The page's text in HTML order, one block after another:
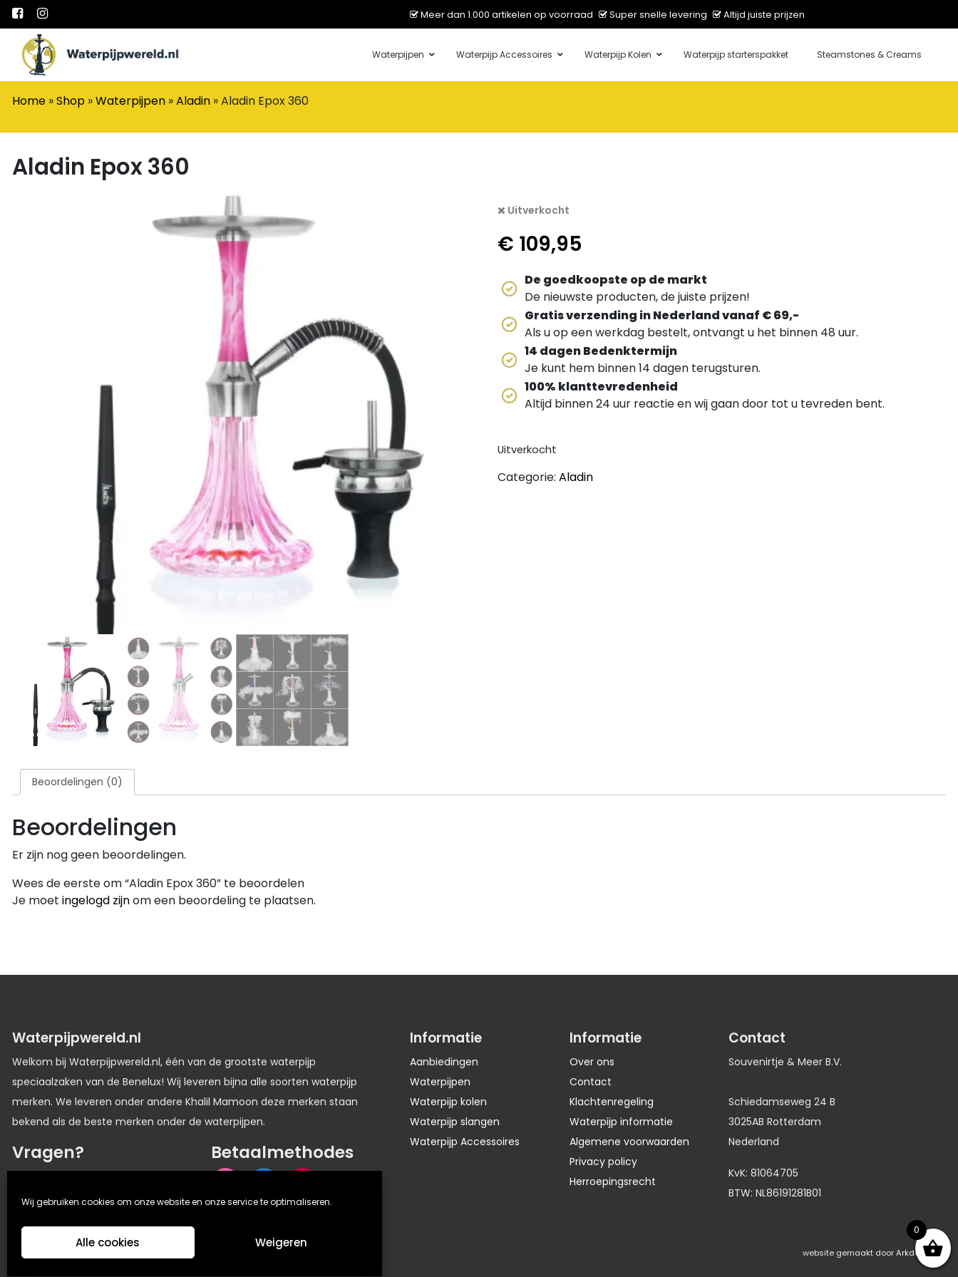
Wij gebruiken cookies om onze website en onze service te optimaliseren.
Alle cookies Weigeren
Meer dan 1.000 artikelen op voorraad Super snelle levering Altijd juiste prijzen
Main Navigation Waterpijpen Waterpijp Accessoires Waterpijp Kolen Waterpijp starterspakket Steamstones & Creams
Home »Shop »Waterpijpen »Aladin »Aladin Epox 360
Aladin Epox 360
Uitverkocht
€ 109,95
De goedkoopste op de markt
De nieuwste producten, de juiste prijzen!
Gratis verzending in Nederland vanaf € 69,-
Als u op een werkdag bestelt, ontvangt u het binnen 48 uur.
14 dagen Bedenktermijn
Je kunt hem binnen 14 dagen terugsturen.
100% klanttevredenheid
Altijd binnen 24 uur reactie en wij gaan door tot u tevreden bent.
Uitverkocht
Categorie:Aladin
Beoordelingen (0)
Beoordelingen
Er zijn nog geen beoordelingen.
Wees de eerste om “Aladin Epox 360” te beoordelen
Je moet ingelogd zijnom een beoordeling te plaatsen.
Waterpijpwereld.nl
Welkom bij Waterpijpwereld.nl, één van de grootste waterpijp
speciaalzaken van de Benelux! Wij leveren bijna alle soorten waterpijp
merken. We leveren onder andere Khalil Mamoon deze merken staan
bekend als de beste merken onder de waterpijpen.
Vragen? Betaalmethodes
Informatie
Aanbiedingen
Waterpijpen
Waterpijp kolen
Waterpijp slangen
Waterpijp Accessoires
Informatie
Over ons
Contact
Klachtenregeling
Waterpijp informatie
Algemene voorwaarden
Privacy policy
Herroepingsrecht
Contact
Souvenirtje & Meer B.V.
Schiedamseweg 24 B
3025AB Rotterdam
Nederland
KvK: 81064705
BTW: NL86191281B01
website gemaakt doorArkdesign.nl
0